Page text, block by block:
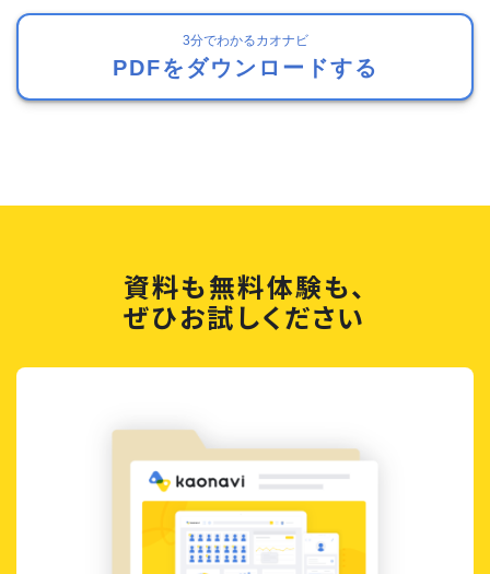
3分でわかるカオナビ
PDFをダウンロードする
資料も無料体験も、
ぜひお試しください